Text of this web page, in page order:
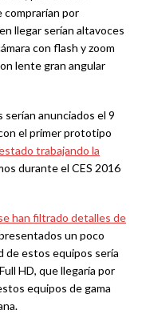
comprarían por
llegar serían altavoces
con flash y zoom
lente gran angular
serían anunciados el 9
el primer prototipo
trabajando la
durante el CES 2016
han filtrado detalles de
un poco
de estos equipos sería
HD, que llegaría por
equipos de gama